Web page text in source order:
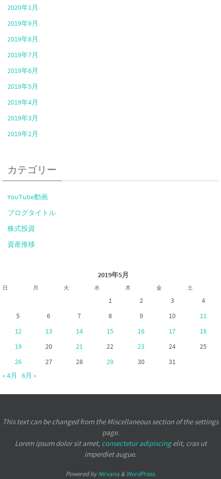
2020年1月
2019年9月
2019年8月
2019年7月
2019年6月
2019年5月
2019年4月
2019年3月
2019年2月
カテゴリー
YouTube動画
ブログタイトル
株式投資
資産推移
2019年5月
日 月 火 水 木 金 土
1 2 3
4
5
6 7 8 9 10
11
12
13 14 15 16 17
18
19
20 21 22 23 24
25
26
27 28 29 30
31
« 4月
6月 »
This text can be changed from the Miscellaneous section of the settings
page.
Lorem ipsumdolor sit amet, consectetur adipiscingelit, cras ut
imperdiet augue.
Powered byNirvana& WordPress.